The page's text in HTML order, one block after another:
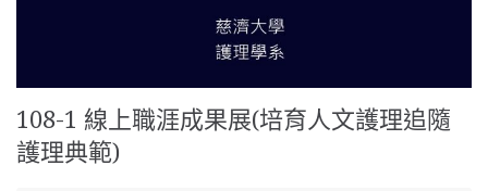
108-1 線上職涯成果展(培育人文護理追隨
護理典範)